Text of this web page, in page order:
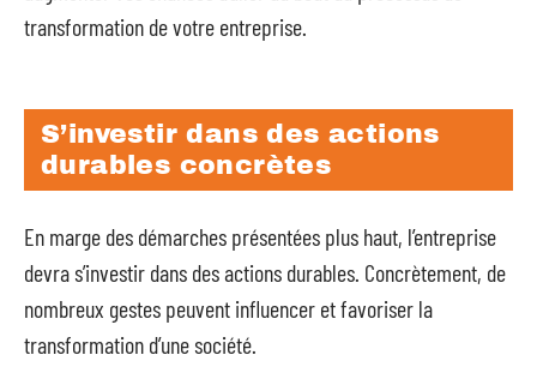
transformation de votre entreprise.
S’investir dans des actions
durables concrètes
En marge des démarches présentées plus haut, l’entreprise
devra s’investir dans des actions durables. Concrètement, de
nombreux gestes peuvent influencer et favoriser la
transformation d’une société.